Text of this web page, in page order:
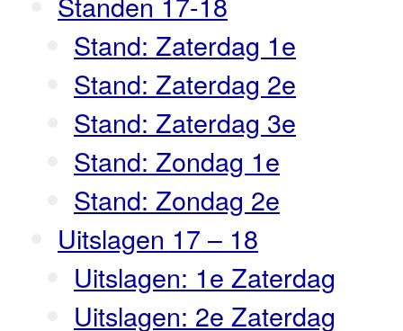
Stand: Zaterdag 1e
Stand: Zaterdag 2e
Stand: Zaterdag 3e
Stand: Zondag 1e
Stand: Zondag 2e
Uitslagen 17 – 18
Uitslagen: 1e Zaterdag
Uitslagen: 2e Zaterdag